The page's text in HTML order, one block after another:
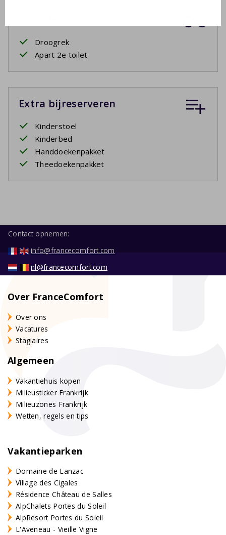
Droogrek
Apart 2e toilet
Extra bijreserveren
Kinderstoel
Kinderbed
Handdoekenpakket
Theedoekenpakket
Contact opnemen:
info@francecomfort.com
nl@francecomfort.com
Over FranceComfort
Over ons
Vacatures
Stagiaires
Algemeen
Vakantiehuis kopen
Milieusticker Frankrijk
Milieuzones Frankrijk
Wetten, regels en tips
Vakantieparken
Domaine de Lanzac
Village des Cigales
Résidence Château de Salles
AlpChalets Portes du Soleil
AlpResort Portes du Soleil
L'Aveneau - Vieille Vigne